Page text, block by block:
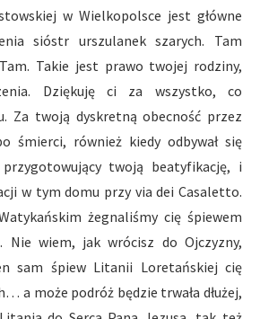
w Wielkopolsce jest główne
sióstr urszulanek szarych. Tam
Takie jest prawo twojej rodziny,
Dziękuję ci za wszystko, co
Za twoją dyskretną obecność przez
śmierci, również kiedy odbywał się
twoją beatyfikację, i
w tym domu przy via dei Casaletto.
żegnaliśmy cię śpiewem
Nie wiem, jak wrócisz do Ojczyzny,
sam śpiew Litanii Loretańskiej cię
a może podróż będzie trwała dłużej,